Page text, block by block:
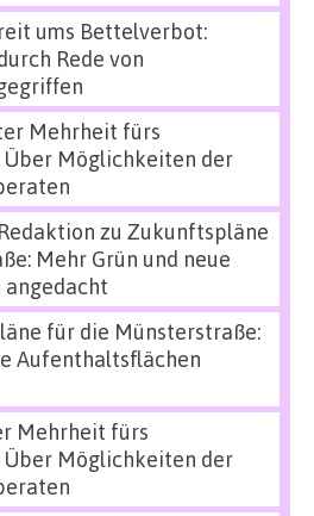
ums Bettelverbot:
Rede von
Mehrheit fürs
Möglichkeiten der
zu Zukunftspläne
Mehr Grün und neue
für die Münsterstraße:
Aufenthaltsflächen
Mehrheit fürs
Möglichkeiten der